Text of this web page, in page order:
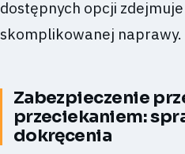
dostępnych opcji
skomplikowanej naprawy.
Zabezpieczenie
przeciekaniem:
dokręcenia